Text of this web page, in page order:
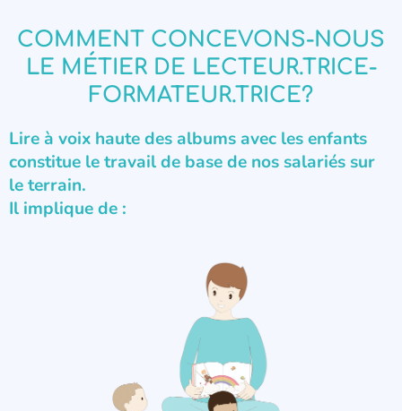
COMMENT CONCEVONS-NOUS
LE MÉTIER DE LECTEUR.TRICE-
FORMATEUR.TRICE?
Lire à voix haute des albums avec les enfants
constitue le travail de base de nos salariés sur
le terrain.
Il implique de :